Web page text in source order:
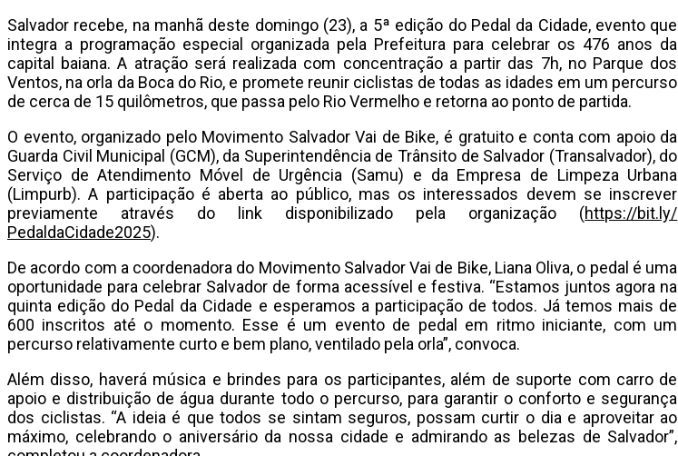
Salvador recebe, na manhã deste domingo (23), a 5ª edição do Pedal da Cidade, evento que
integra a programação especial organizada pela Prefeitura para celebrar os 476 anos da
capital baiana. A atração será realizada com concentração a partir das 7h, no Parque dos
Ventos, na orla da Boca do Rio, e promete reunir ciclistas de todas as idades em um percurso
de cerca de 15 quilômetros, que passa pelo Rio Vermelho e retorna ao ponto de partida.
O evento, organizado pelo Movimento Salvador Vai de Bike, é gratuito e conta com apoio da
Guarda Civil Municipal (GCM), da Superintendência de Trânsito de Salvador (Transalvador), do
Serviço de Atendimento Móvel de Urgência (Samu) e da Empresa de Limpeza Urbana
(Limpurb). A participação é aberta ao público, mas os interessados devem se inscrever
previamente através do link disponibilizado pela organização (https://bit.ly/
PedaldaCidade2025).
De acordo com a coordenadora do Movimento Salvador Vai de Bike, Liana Oliva, o pedal é uma
oportunidade para celebrar Salvador de forma acessível e festiva. “Estamos juntos agora na
quinta edição do Pedal da Cidade e esperamos a participação de todos. Já temos mais de
600 inscritos até o momento. Esse é um evento de pedal em ritmo iniciante, com um
percurso relativamente curto e bem plano, ventilado pela orla”, convoca.
Além disso, haverá música e brindes para os participantes, além de suporte com carro de
apoio e distribuição de água durante todo o percurso, para garantir o conforto e segurança
dos ciclistas. “A ideia é que todos se sintam seguros, possam curtir o dia e aproveitar ao
máximo, celebrando o aniversário da nossa cidade e admirando as belezas de Salvador”,